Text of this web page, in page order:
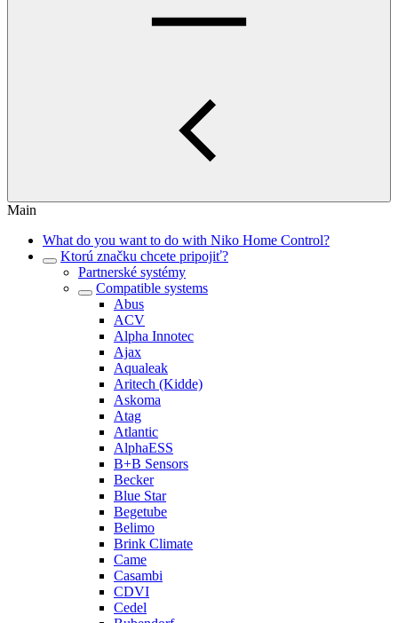
Main
What do you want to do with Niko Home Control?
Ktorú značku chcete pripojiť?
Partnerské systémy
Compatible systems
Abus
ACV
Alpha Innotec
Ajax
Aqualeak
Aritech (Kidde)
Askoma
Atag
Atlantic
AlphaESS
B+B Sensors
Becker
Blue Star
Begetube
Belimo
Brink Climate
Came
Casambi
CDVI
Cedel